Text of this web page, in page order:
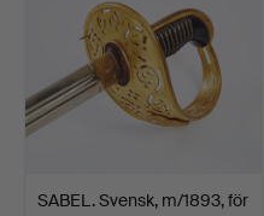
SABEL. Svensk, m/1893, för